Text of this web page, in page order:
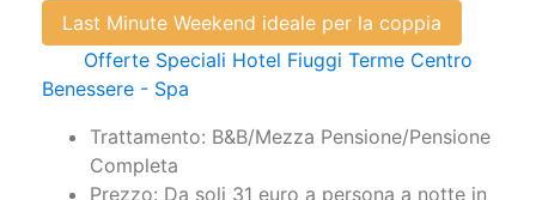
Offerte Speciali Hotel Fiuggi Terme Centro
Benessere - Spa
Trattamento: B&B/Mezza Pensione/Pensione
Completa
Prezzo: Da soli 31 euro a persona a notte in
Mezza Pensione €